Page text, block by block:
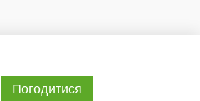
Погодитися